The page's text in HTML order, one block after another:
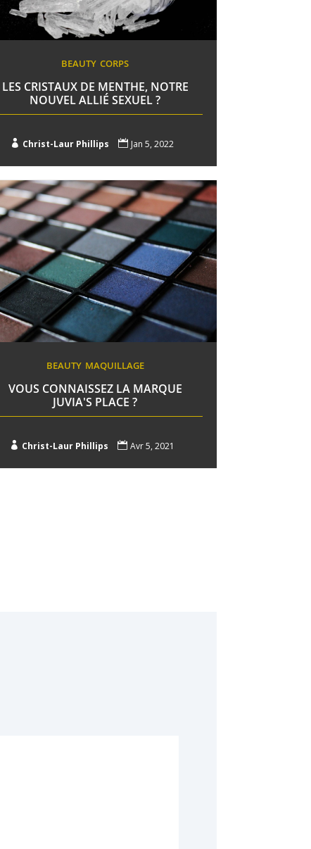
BEAUTY CORPS
LES CRISTAUX DE MENTHE, NOTRE
NOUVEL ALLIÉ SEXUEL ?
 Christ-Laur Phillips  Jan 5, 2022
BEAUTY MAQUILLAGE
VOUS CONNAISSEZ LA MARQUE
JUVIA'S PLACE ?
 Christ-Laur Phillips  Avr 5, 2021